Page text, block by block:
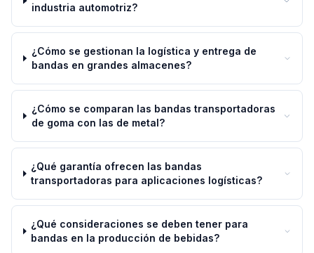
industria automotriz?
¿Cómo se gestionan la logística y entrega de
bandas en grandes almacenes?
¿Cómo se comparan las bandas transportadoras
de goma con las de metal?
¿Qué garantía ofrecen las bandas
transportadoras para aplicaciones logísticas?
¿Qué consideraciones se deben tener para
bandas en la producción de bebidas?